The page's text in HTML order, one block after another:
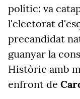
polític: va
l'electorat
precandidat
guanyar la
Històric amb
enfront de